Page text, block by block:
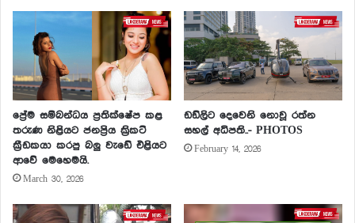
ප්‍රේම සම්බන්ධය ප්‍රතික්ෂේප කළ
තරුණ නිළියට ජනප්‍රිය ක්‍රිකට්
ක්‍රීඩකයා කරපු බලු වැඩේ එළියට
ආවේ මෙහෙමයි.
March 30, 2026
ඩඩ්ලිට දෙවෙනි නොවූ රත්න
සහල් අධිපති..- PHOTOS
February 14, 2026